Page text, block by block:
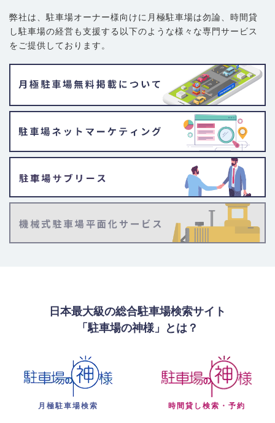
弊社は、駐車場オーナー様向けに月極駐車場は勿論、 時間貸
し駐車場の経営も支援する以下のような様々な専門サービス
をご提供しております。
日本最大級の総合駐車場検索サイト
「駐車場の神様」とは？
月極駐車場検索 時間貸し検索・予約